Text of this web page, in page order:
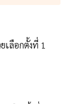
เลือกตั้งที่ 1